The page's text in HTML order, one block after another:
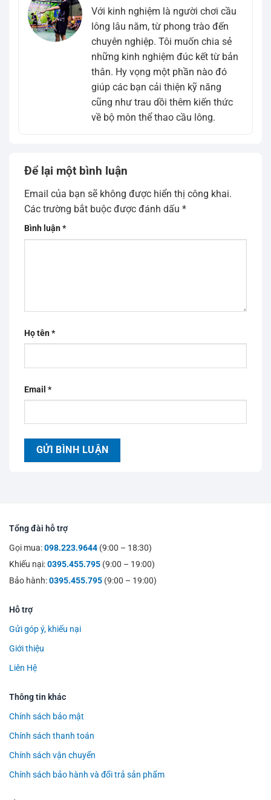
Với kinh nghiệm là người chơi cầu
lông lâu năm, từ phong trào đến
chuyên nghiệp. Tôi muốn chia sẻ
những kinh nghiệm đúc kết từ bản
thân. Hy vọng một phần nào đó
giúp các bạn cải thiện kỹ năng
cũng như trau dồi thêm kiến thức
về bộ môn thể thao cầu lông.
Để lại một bình luận
Email của bạn sẽ không được hiển thị công khai.
Các trường bắt buộc được đánh dấu *
Bình luận*
Họ tên*
Email *
Tổng đài hỗ trợ
Gọi mua:098.223.9644 (9:00 – 18:30)
Khiếu nại:0395.455.795 (9:00 – 19:00)
Bảo hành:0395.455.795 (9:00 – 19:00)
Hỗ trợ
Gửi góp ý, khiếu nại
Giới thiệu
Liên Hệ
Thông tin khác
Chính sách bảo mật
Chính sách thanh toán
Chính sách vận chuyển
Chính sách bảo hành và đổi trả sản phẩm